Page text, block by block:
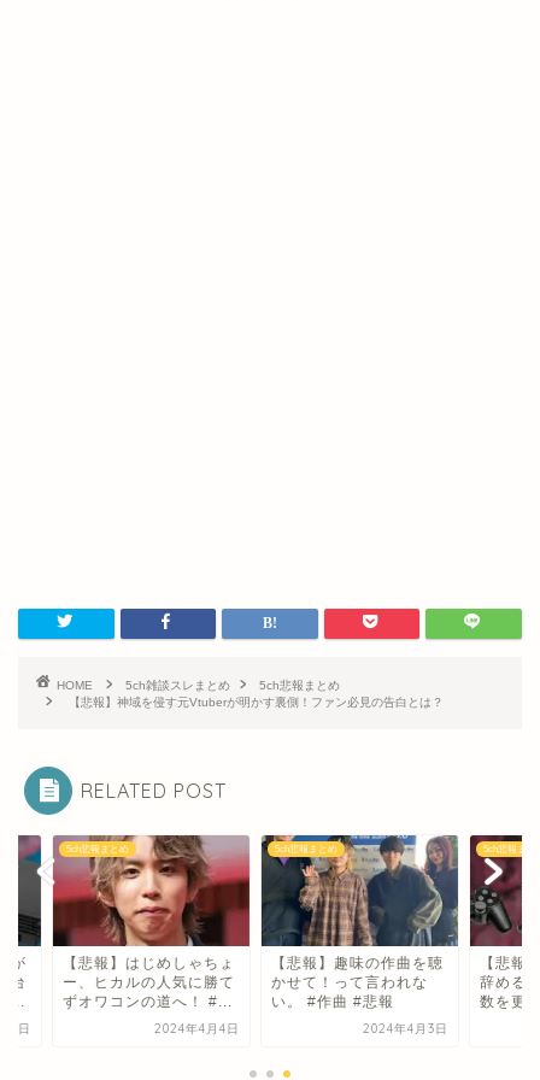
HOME 5ch雑談スレまとめ
5ch悲報まとめ
【悲報】神域を侵す元Vtuberが明かす裏側！ファン必見の告白とは？
RELATED POST
報まとめ
報】はじめしゃちょ
ヒカルの人気に勝て
ワコンの道へ！ #...
5ch悲報まとめ
【悲報】趣味の作曲を聴
かせて！って言われな
い。 #作曲 #悲報
5ch悲報まとめ
【悲報】ジムライア
辞める前にPS2の販
数を更新、ゲーム業